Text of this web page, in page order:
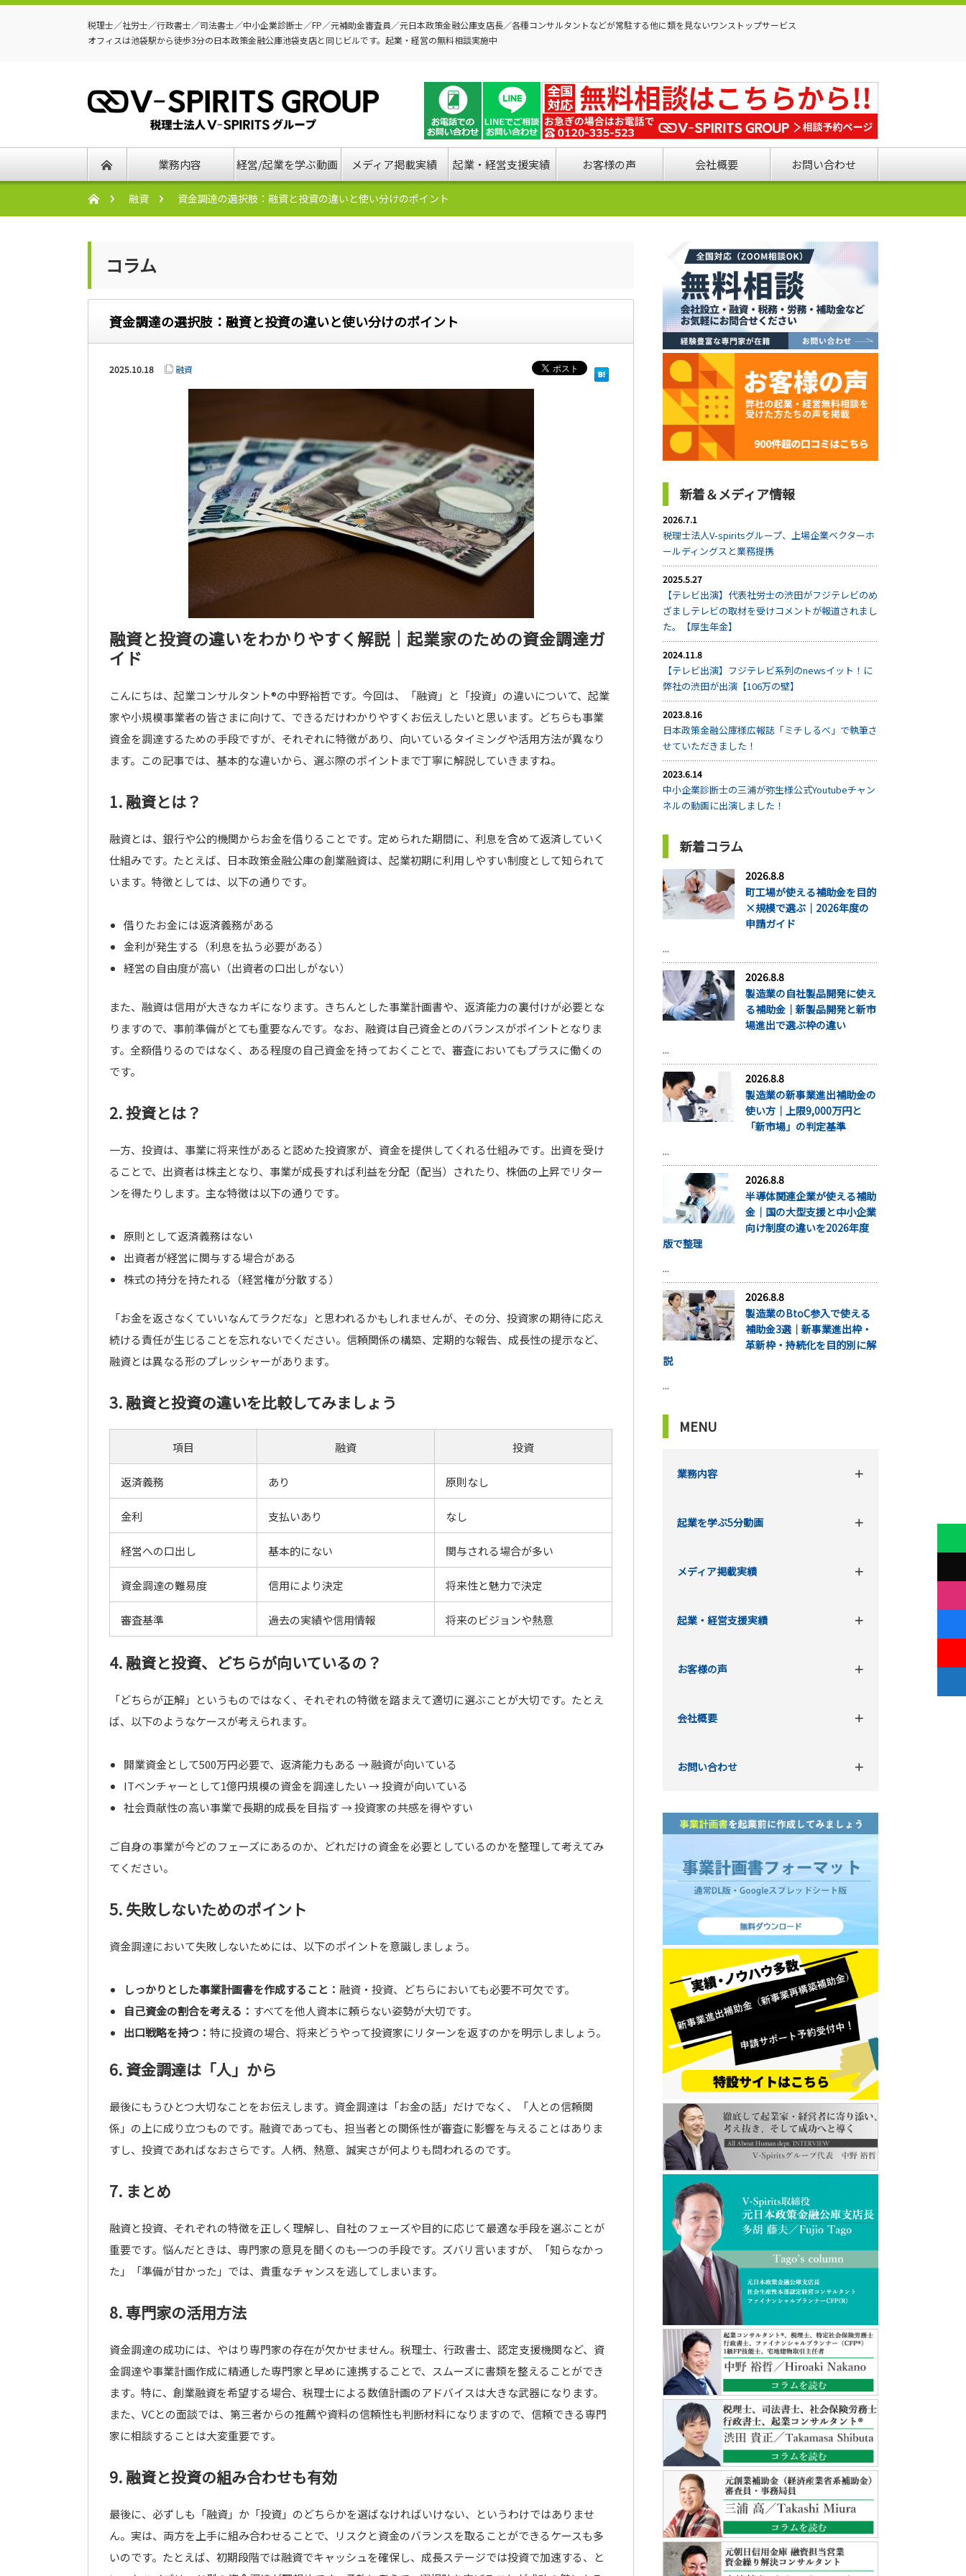
税理士／社労士／行政書士／司法書士／中小企業診断士／FP／元補助金審査員／元日本政策金融公庫支店長／各種コンサルタントなどが常駐する他に類を見ないワンストップサービス
オフィスは池袋駅から徒歩3分の日本政策金融公庫池袋支店と同じビルです。起業・経営の無料相談実施中
業務内容 経営/起業を学ぶ動画 メディア掲載実績 起業・経営支援実績 お客様の声 会社概要 お問い合わせ
融資 資金調達の選択肢：融資と投資の違いと使い分けのポイント
コラム
資金調達の選択肢：融資と投資の違いと使い分けのポイント
2025.10.18 融資
融資と投資の違いをわかりやすく解説｜起業家のための資金調達ガ
イド
こんにちは、起業コンサルタント®の中野裕哲です。今回は、「融資」と「投資」の違いについて、起業
家や小規模事業者の皆さまに向けて、できるだけわかりやすくお伝えしたいと思います。どちらも事業
資金を調達するための手段ですが、それぞれに特徴があり、向いているタイミングや活用方法が異なり
ます。この記事では、基本的な違いから、選ぶ際のポイントまで丁寧に解説していきますね。
1. 融資とは？
融資とは、銀行や公的機関からお金を借りることです。定められた期間に、利息を含めて返済していく
仕組みです。たとえば、日本政策金融公庫の創業融資は、起業初期に利用しやすい制度として知られて
います。特徴としては、以下の通りです。
借りたお金には返済義務がある
金利が発生する（利息を払う必要がある）
経営の自由度が高い（出資者の口出しがない）
また、融資は信用が大きなカギになります。きちんとした事業計画書や、返済能力の裏付けが必要とな
りますので、事前準備がとても重要なんです。なお、融資は自己資金とのバランスがポイントとなりま
す。全額借りるのではなく、ある程度の自己資金を持っておくことで、審査においてもプラスに働くの
です。
2. 投資とは？
一方、投資は、事業に将来性があると認めた投資家が、資金を提供してくれる仕組みです。出資を受け
ることで、出資者は株主となり、事業が成長すれば利益を分配（配当）されたり、株価の上昇でリター
ンを得たりします。主な特徴は以下の通りです。
原則として返済義務はない
出資者が経営に関与する場合がある
株式の持分を持たれる（経営権が分散する）
「お金を返さなくていいなんてラクだな」と思われるかもしれませんが、その分、投資家の期待に応え
続ける責任が生じることを忘れないでください。信頼関係の構築、定期的な報告、成長性の提示など、
融資とは異なる形のプレッシャーがあります。
3. 融資と投資の違いを比較してみましょう
項目 融資 投資
返済義務 あり 原則なし
金利 支払いあり なし
経営への口出し 基本的にない 関与される場合が多い
資金調達の難易度 信用により決定 将来性と魅力で決定
審査基準 過去の実績や信用情報 将来のビジョンや熱意
4. 融資と投資、どちらが向いているの？
「どちらが正解」というものではなく、それぞれの特徴を踏まえて適切に選ぶことが大切です。たとえ
ば、以下のようなケースが考えられます。
開業資金として500万円必要で、返済能力もある → 融資が向いている
ITベンチャーとして1億円規模の資金を調達したい → 投資が向いている
社会貢献性の高い事業で長期的成長を目指す → 投資家の共感を得やすい
ご自身の事業が今どのフェーズにあるのか、どれだけの資金を必要としているのかを整理して考えてみ
てください。
5. 失敗しないためのポイント
資金調達において失敗しないためには、以下のポイントを意識しましょう。
しっかりとした事業計画書を作成すること： 融資・投資、どちらにおいても必要不可欠です。
自己資金の割合を考える： すべてを他人資本に頼らない姿勢が大切です。
出口戦略を持つ： 特に投資の場合、将来どうやって投資家にリターンを返すのかを明示しましょう。
6. 資金調達は「人」から
最後にもうひとつ大切なことをお伝えします。資金調達は「お金の話」だけでなく、「人との信頼関
係」の上に成り立つものです。融資であっても、担当者との関係性が審査に影響を与えることはありま
すし、投資であればなおさらです。人柄、熱意、誠実さが何よりも問われるのです。
7. まとめ
融資と投資、それぞれの特徴を正しく理解し、自社のフェーズや目的に応じて最適な手段を選ぶことが
重要です。悩んだときは、専門家の意見を聞くのも一つの手段です。ズバリ言いますが、「知らなかっ
た」「準備が甘かった」では、貴重なチャンスを逃してしまいます。
8. 専門家の活用方法
資金調達の成功には、やはり専門家の存在が欠かせません。税理士、行政書士、認定支援機関など、資
金調達や事業計画作成に精通した専門家と早めに連携することで、スムーズに書類を整えることができ
ます。特に、創業融資を希望する場合、税理士による数値計画のアドバイスは大きな武器になります。
また、VCとの面談では、第三者からの推薦や資料の信頼性も判断材料になりますので、信頼できる専門
家に相談することは大変重要です。
9. 融資と投資の組み合わせも有効
最後に、必ずしも「融資」か「投資」のどちらかを選ばなければいけない、というわけではありませ
ん。実は、両方を上手に組み合わせることで、リスクと資金のバランスを取ることができるケースも多
いのです。たとえば、初期段階では融資でキャッシュを確保し、成長ステージでは投資で加速する、と
新着＆メディア情報
2026.7.1
税理士法人V-spiritsグループ、上場企業ベクターホ
ールディングスと業務提携
2025.5.27
【テレビ出演】代表社労士の渋田がフジテレビのめ
ざましテレビの取材を受けコメントが報道されまし
た。【厚生年金】
2024.11.8
【テレビ出演】フジテレビ系列のnewsイット！に
弊社の渋田が出演【106万の壁】
2023.8.16
日本政策金融公庫様広報誌「ミチしるべ」で執筆さ
せていただきました！
2023.6.14
中小企業診断士の三浦が弥生様公式Youtubeチャン
ネルの動画に出演しました！
新着コラム
2026.8.8
町工場が使える補助金を目的
×規模で選ぶ｜2026年度の
申請ガイド
...
2026.8.8
製造業の自社製品開発に使え
る補助金｜新製品開発と新市
場進出で選ぶ枠の違い
...
2026.8.8
製造業の新事業進出補助金の
使い方｜上限9,000万円と
「新市場」の判定基準
...
2026.8.8
半導体関連企業が使える補助
金｜国の大型支援と中小企業
向け制度の違いを2026年度
版で整理
...
2026.8.8
製造業のBtoC参入で使える
補助金3選｜新事業進出枠・
革新枠・持続化を目的別に解
説
...
MENU
業務内容
起業を学ぶ5分動画
メディア掲載実績
起業・経営支援実績
お客様の声
会社概要
お問い合わせ